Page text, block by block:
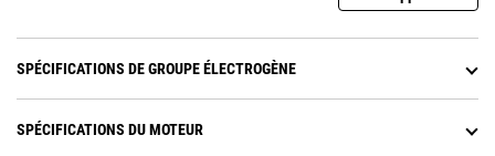
SPÉCIFICATIONS DE GROUPE ÉLECTROGÈNE
SPÉCIFICATIONS DU MOTEUR